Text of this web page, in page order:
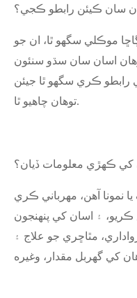
سان ڪيئن رابطو ڪجي؟
موڪلي سگهو ٿا، ان جو
۽ توهان اسان سان سڌو سنئون
رابطو ڪري سگهو ٿا جيئن
توهان چاهيو ٿا.
کي ڪهڙي معلومات ڏيان؟
نمونا آهن، مهرباني ڪري
۽ اسان کي پنهنجون
مٿاڇري جو علاج ۽